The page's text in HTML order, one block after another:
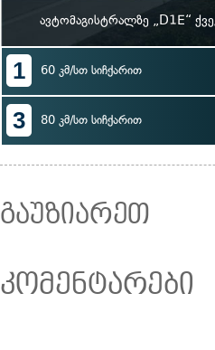
ავტომაგისტრალზე „D1E“
1 60 კმ/სთ სიჩქარით
3 80 კმ/სთ სიჩქარით
გაუზიარეთ
კომენტარები